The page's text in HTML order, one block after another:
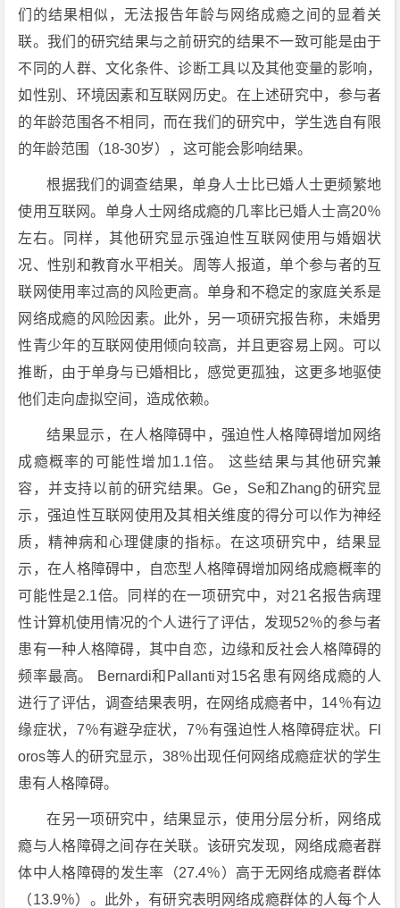
们的结果相似，无法报告年龄与网络成瘾之间的显着关
联。我们的研究结果与之前研究的结果不一致可能是由于
不同的人群、文化条件、诊断工具以及其他变量的影响，
如性别、环境因素和互联网历史。在上述研究中，参与者
的年龄范围各不相同，而在我们的研究中，学生选自有限
的年龄范围（18-30岁），这可能会影响结果。
根据我们的调查结果，单身人士比已婚人士更频繁地
使用互联网。单身人士网络成瘾的几率比已婚人士高20％
左右。同样，其他研究显示强迫性互联网使用与婚姻状
况、性别和教育水平相关。周等人报道，单个参与者的互
联网使用率过高的风险更高。单身和不稳定的家庭关系是
网络成瘾的风险因素。此外，另一项研究报告称，未婚男
性青少年的互联网使用倾向较高，并且更容易上网。可以
推断，由于单身与已婚相比，感觉更孤独，这更多地驱使
他们走向虚拟空间，造成依赖。
结果显示，在人格障碍中，强迫性人格障碍增加网络
成瘾概率的可能性增加1.1倍。 这些结果与其他研究兼
容，并支持以前的研究结果。Ge，Se和Zhang的研究显
示，强迫性互联网使用及其相关维度的得分可以作为神经
质，精神病和心理健康的指标。在这项研究中，结果显
示，在人格障碍中，自恋型人格障碍增加网络成瘾概率的
可能性是2.1倍。同样的在一项研究中，对21名报告病理
性计算机使用情况的个人进行了评估，发现52％的参与者
患有一种人格障碍，其中自恋，边缘和反社会人格障碍的
频率最高。 Bernardi和Pallanti对15名患有网络成瘾的人
进行了评估，调查结果表明，在网络成瘾者中，14％有边
缘症状，7％有避孕症状，7％有强迫性人格障碍症状。Fl
oros等人的研究显示，38％出现任何网络成瘾症状的学生
患有人格障碍。
在另一项研究中，结果显示，使用分层分析，网络成
瘾与人格障碍之间存在关联。该研究发现，网络成瘾者群
体中人格障碍的发生率（27.4％）高于无网络成瘾者群体
（13.9％）。此外，有研究表明网络成瘾群体的人每个人